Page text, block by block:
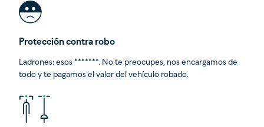
Protección contra robo
Ladrones: esos *******. No te preocupes, nos encargamos de
todo y te pagamos el valor del vehículo robado.